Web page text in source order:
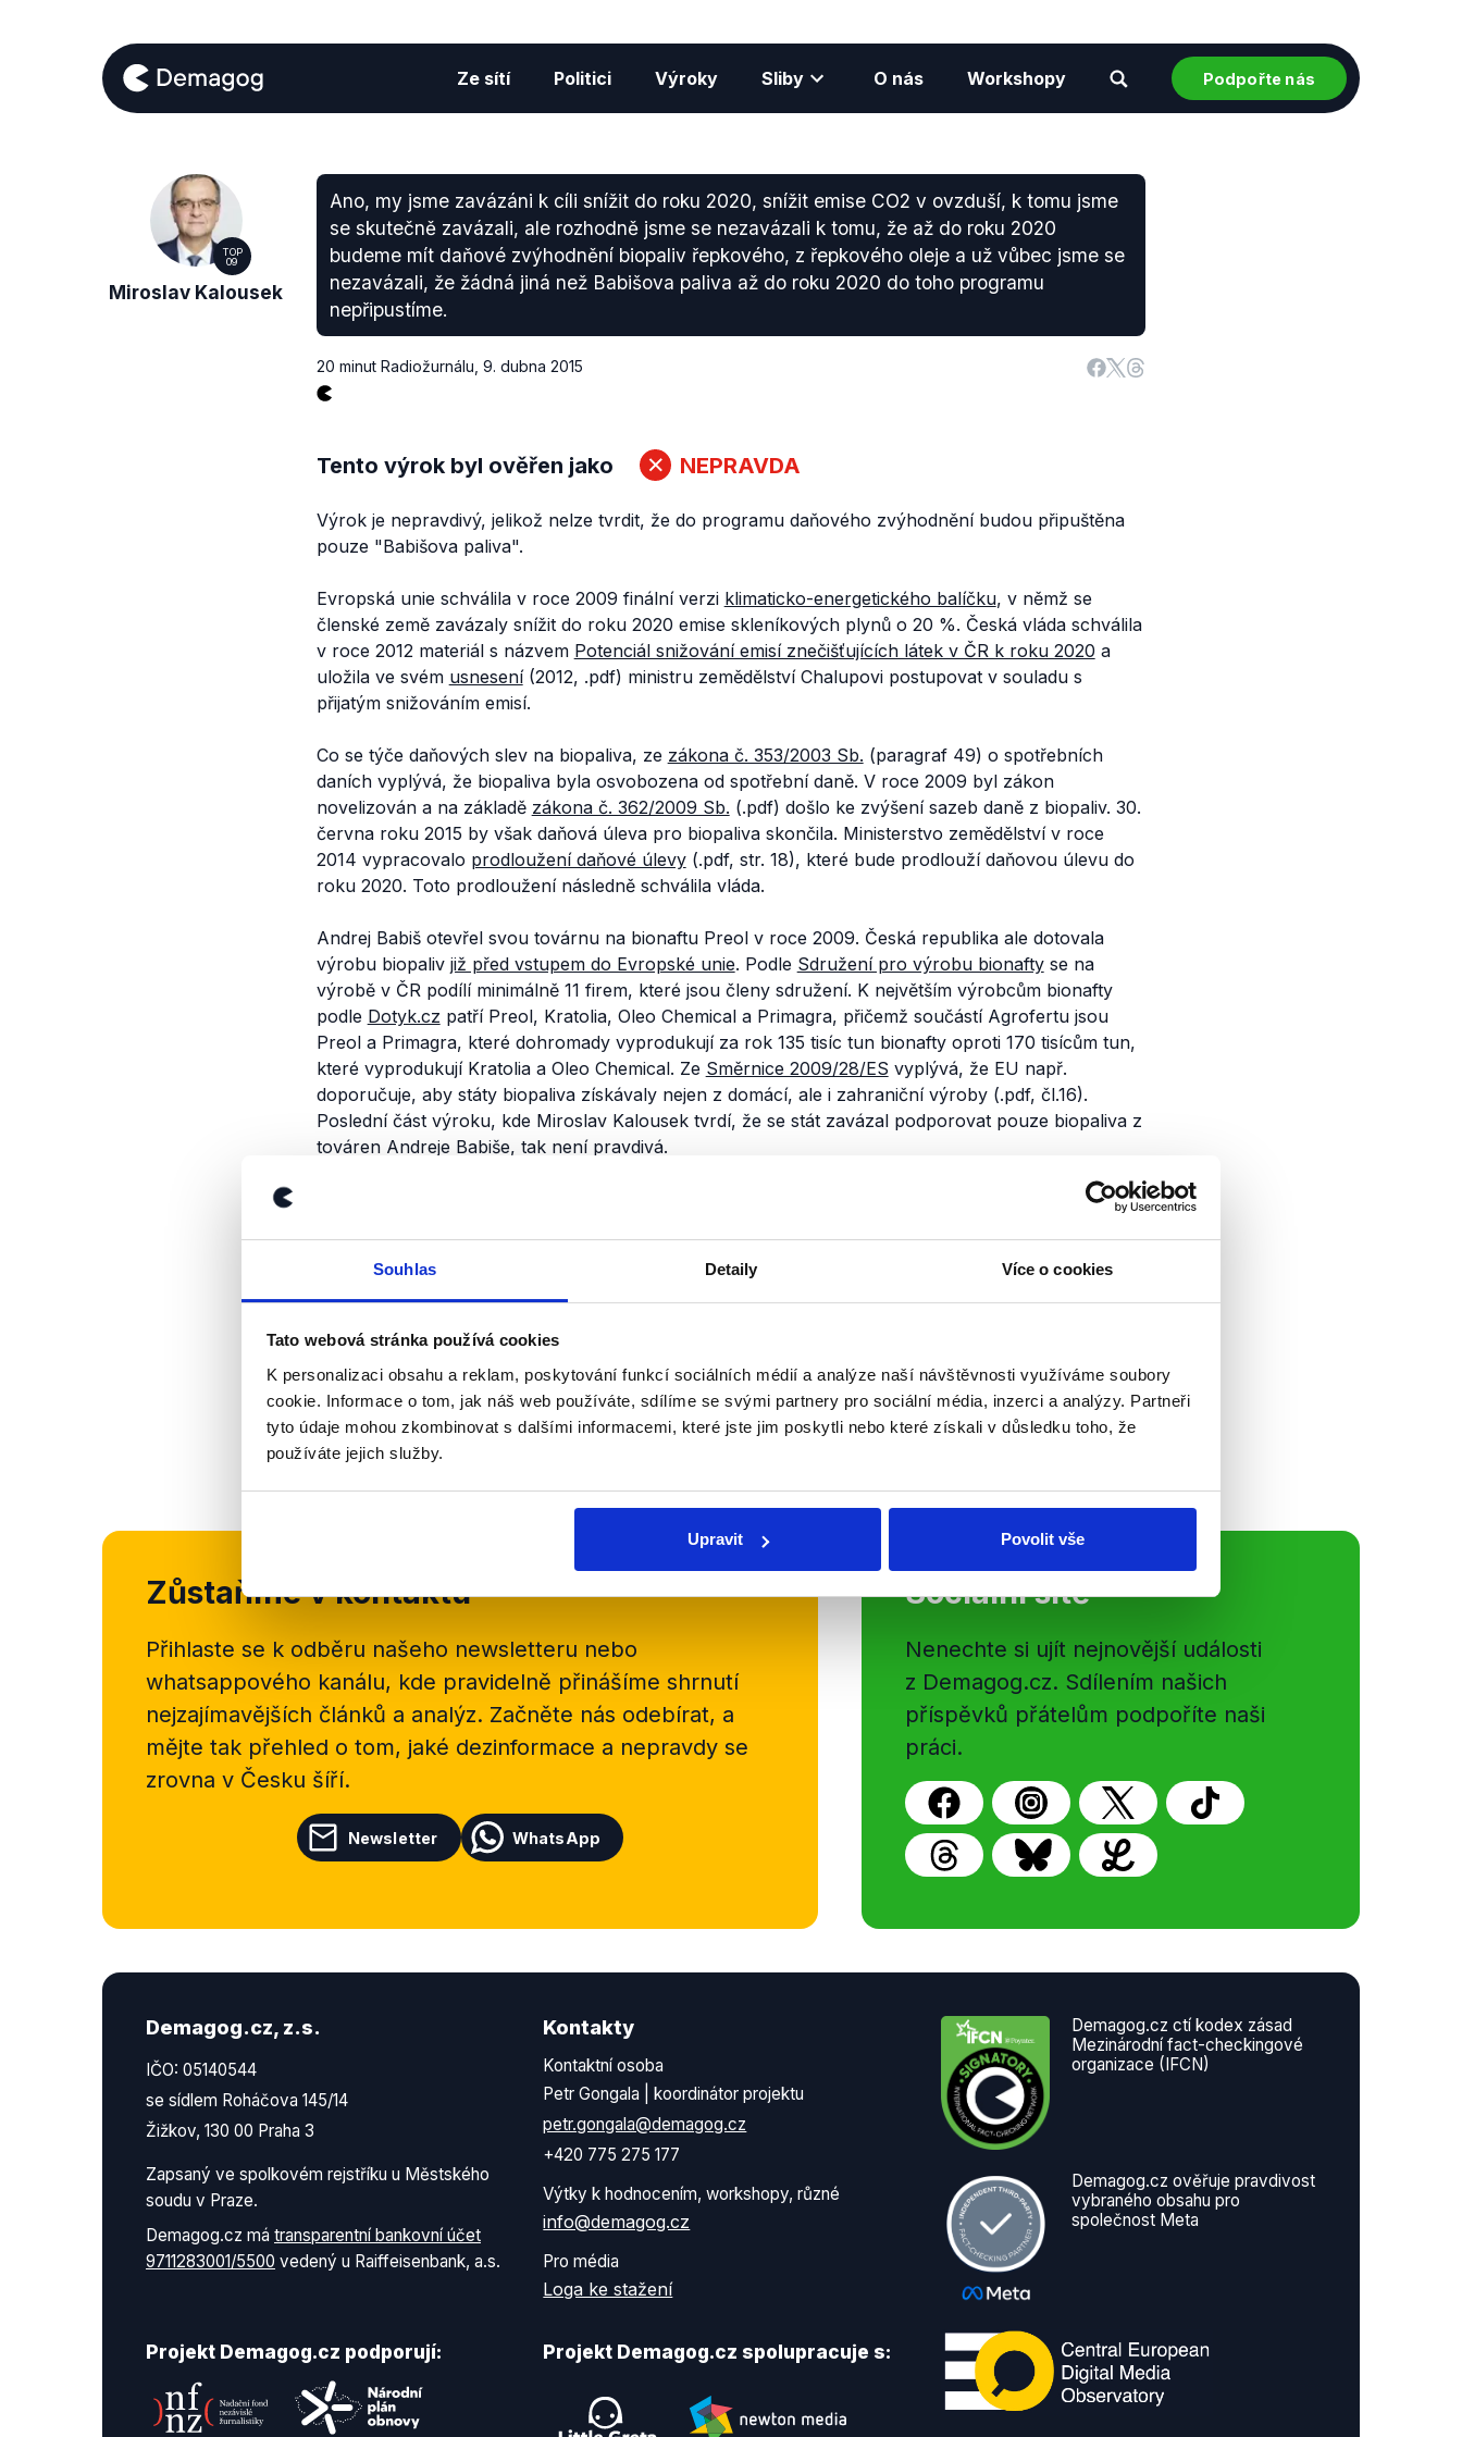
Souhlas Detaily Více o cookies
Tato webová stránka používá cookies
K personalizaci obsahu a reklam, poskytování funkcí sociálních médií a analýze naší návštěvnosti využíváme soubory
cookie. Informace o tom, jak náš web používáte, sdílíme se svými partnery pro sociální média, inzerci a analýzy. Partneři
tyto údaje mohou zkombinovat s dalšími informacemi, které jste jim poskytli nebo které získali v důsledku toho, že
používáte jejich služby.
Upravit Povolit vše
Ze sítí Politici Výroky Sliby O nás Workshopy Podpořte nás
TOP
09
Miroslav Kalousek
Ano, my jsme zavázáni k cíli snížit do roku 2020, snížit emise CO2 v ovzduší, k tomu jsme
se skutečně zavázali, ale rozhodně jsme se nezavázali k tomu, že až do roku 2020
budeme mít daňové zvýhodnění biopaliv řepkového, z řepkového oleje a už vůbec jsme se
nezavázali, že žádná jiná než Babišova paliva až do roku 2020 do toho programu
nepřipustíme.
20 minut Radiožurnálu 9. dubna 2015
Tento výrok byl ověřen jako NEPRAVDA
Výrok je nepravdivý, jelikož nelze tvrdit, že do programu daňového zvýhodnění budou připuštěna
pouze "Babišova paliva".
Evropská unie schválila v roce 2009 finální verzi klimaticko-energetického balíčku, v němž se
členské země zavázaly snížit do roku 2020 emise skleníkových plynů o 20 %. Česká vláda schválila
v roce 2012 materiál s názvem Potenciál snižování emisí znečišťujících látek v ČR k roku 2020 a
uložila ve svém usnesení(2012, .pdf) ministru zemědělství Chalupovi postupovat v souladu s
přijatým snižováním emisí.
Co se týče daňových slev na biopaliva, ze zákona č. 353/2003 Sb. (paragraf 49) o spotřebních
daních vyplývá, že biopaliva byla osvobozena od spotřební daně. V roce 2009 byl zákon
novelizován a na základě zákona č. 362/2009 Sb. (.pdf) došlo ke zvýšení sazeb daně z biopaliv. 30.
června roku 2015 by však daňová úleva pro biopaliva skončila. Ministerstvo zemědělství v roce
2014 vypracovalo prodloužení daňové úlevy(.pdf, str. 18), které bude prodlouží daňovou úlevu do
roku 2020. Toto prodloužení následně schválila vláda.
Andrej Babiš otevřel svou továrnu na bionaftu Preol v roce 2009. Česká republika ale dotovala
výrobu biopaliv již před vstupem do Evropské unie. Podle Sdružení pro výrobu bionaftyse na
výrobě v ČR podílí minimálně 11 firem, které jsou členy sdružení. K největším výrobcům bionafty
podle Dotyk.cz patří Preol, Kratolia, Oleo Chemical a Primagra, přičemž součástí Agrofertu jsou
Preol a Primagra, které dohromady vyprodukují za rok 135 tisíc tun bionafty oproti 170 tisícům tun,
které vyprodukují Kratolia a Oleo Chemical. Ze Směrnice 2009/28/ES vyplývá, že EU např.
doporučuje, aby státy biopaliva získávaly nejen z domácí, ale i zahraniční výroby (.pdf, čl.16).
Poslední část výroku, kde Miroslav Kalousek tvrdí, že se stát zavázal podporovat pouze biopaliva z
továren Andreje Babiše, tak není pravdivá.
Dvacet minut biopaliv
9. dubna 2015
biopaliv. Tato našimi politiky ostře diskutovaná
agenda byla ve svém projednávání v...
Zůstaňme v kontaktu
Přihlaste se k odběru našeho newsletteru nebo
whatsappového kanálu, kde pravidelně přinášíme shrnutí
nejzajímavějších článků a analýz. Začněte nás odebírat, a
mějte tak přehled o tom, jaké dezinformace a nepravdy se
zrovna v Česku šíří.
Newsletter WhatsApp
Sociální sítě
Nenechte si ujít nejnovější události
z Demagog.cz. Sdílením našich
příspěvků přátelům podpoříte naši
práci.
Demagog.cz, z.s.
IČO: 05140544
se sídlem Roháčova 145/14
Žižkov, 130 00 Praha 3
Zapsaný ve spolkovém rejstříku u Městského
soudu v Praze.
Demagog.cz má transparentní bankovní účet
9711283001/5500 vedený u Raiffeisenbank, a.s.
Kontakty
Kontaktní osoba
Petr Gongala | koordinátor projektu
petr.gongala@demagog.cz
+420 775 275 177
Výtky k hodnocením, workshopy, různé
info@demagog.cz
Pro média
Loga ke stažení
Projekt Demagog.cz podporují: Projekt Demagog.cz spolupracuje s:
Demagog.cz ctí kodex zásad
Mezinárodní fact-checkingové
organizace (IFCN)
Demagog.cz ověřuje pravdivost
vybraného obsahu pro
společnost Meta